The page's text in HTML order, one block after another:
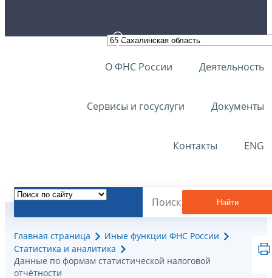
О ФНС России Деятельность
Сервисы и госуслуги Документы
Контакты ENG
Найти
Главная страница
Иные функции ФНС России
Статистика и аналитика
Данные по формам статистической налоговой
отчётности